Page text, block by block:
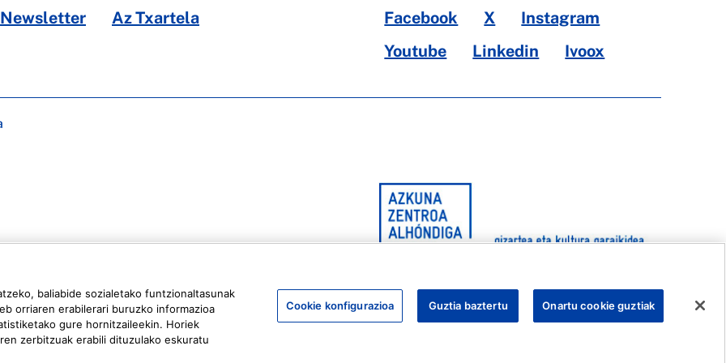
Newsletter
Az Txartela
Facebook X
Instagram
Youtube
Linkedin Ivoox
baliabide sozialetako funtzionaltasunak
orriaren erabilerari buruzko informazioa
gure hornitzaileekin. Horiek
zerbitzuak erabili dituzulako eskuratu
Cookie konfigurazioa Guztia baztertu Onartu cookie guztiak